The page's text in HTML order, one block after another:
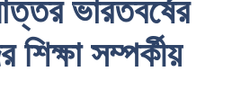
সম্পর্কীয়